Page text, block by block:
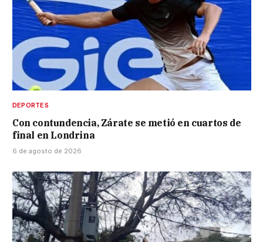
DEPORTES
Con contundencia, Zárate se metió en cuartos de
final en Londrina
6 de agosto de 2026